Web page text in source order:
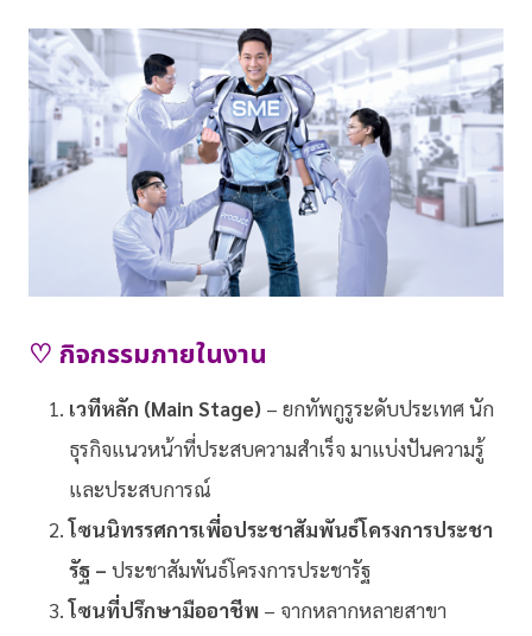
♡ กิจกรรมภายในงาน
เวทีหลัก (Main Stage) – ยกทัพกูรูระดับประเทศ นัก
ธุรกิจแนวหน้าที่ประสบความสำเร็จ มาแบ่งปันความรู้
และประสบการณ์
โซนนิทรรศการเพี่อประชาสัมพันธ์โครงการประชา
รัฐ – ประชาสัมพันธ์โครงการประชารัฐ
โซนที่ปรึกษามืออาชีพ – จากหลากหลายสาขา